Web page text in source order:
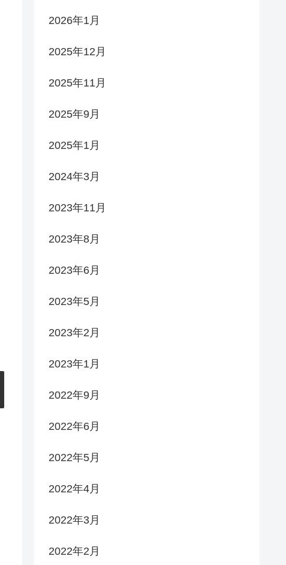
2026年1月
2025年12月
2025年11月
2025年9月
2025年1月
2024年3月
2023年11月
2023年8月
2023年6月
2023年5月
2023年2月
2023年1月
2022年9月
2022年6月
2022年5月
2022年4月
2022年3月
2022年2月